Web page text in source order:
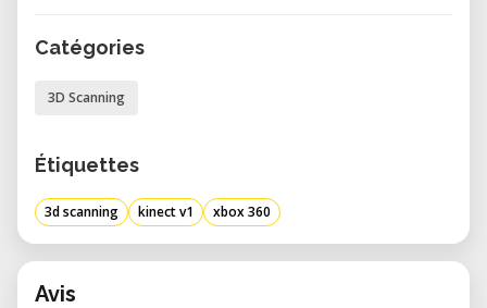
Catégories
3D Scanning
Étiquettes
3d scanning kinect v1 xbox 360
Avis